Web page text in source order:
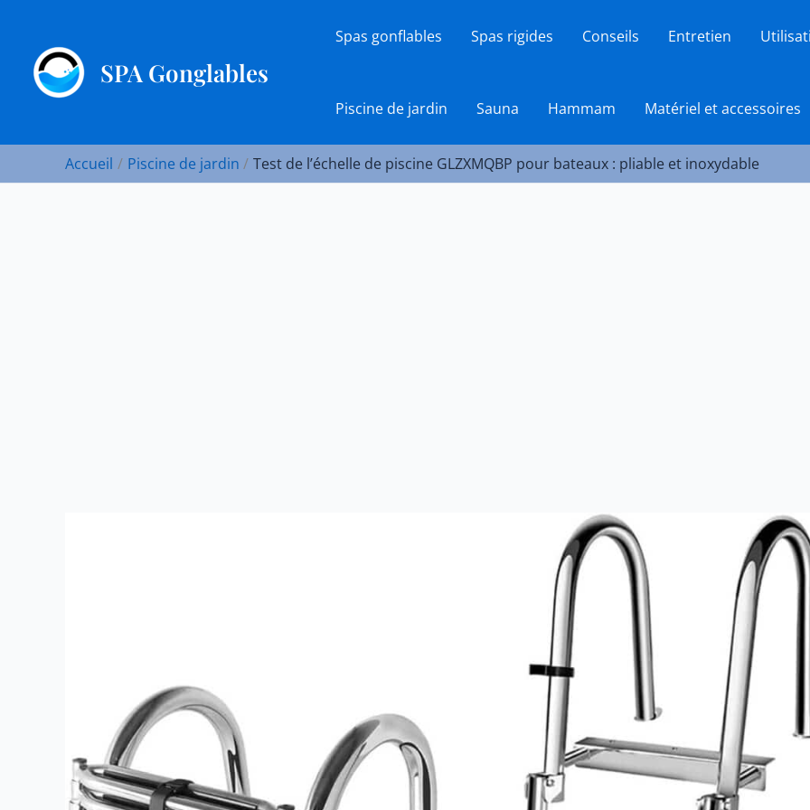
contenu
SPA Gonglables
Spas gonflables Spas rigides Conseils Entretien
Piscine de jardin Sauna Hammam Matériel et accessoires
Accueil Piscine de jardin Test de l’échelle de piscine GLZXMQBP pour bateaux : pliable et inoxydable